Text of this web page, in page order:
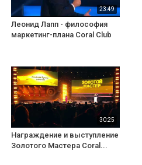
23:49
Леонид Лапп - философия
маркетинг-плана Coral Club
30:25
Награждение и выступление
Золотого Мастера Coral...